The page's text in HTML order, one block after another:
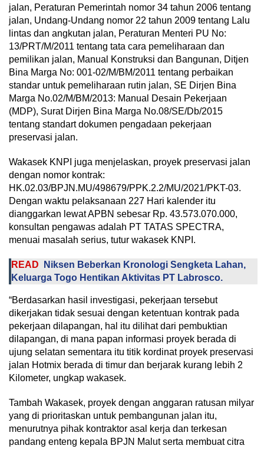
jalan, Peraturan Pemerintah nomor 34 tahun 2006 tentang
jalan, Undang-Undang nomor 22 tahun 2009 tentang Lalu
lintas dan angkutan jalan, Peraturan Menteri PU No:
13/PRT/M/2011 tentang tata cara pemeliharaan dan
pemilikan jalan, Manual Konstruksi dan Bangunan, Ditjen
Bina Marga No: 001-02/M/BM/2011 tentang perbaikan
standar untuk pemeliharaan rutin jalan, SE Dirjen Bina
Marga No.02/M/BM/2013: Manual Desain Pekerjaan
(MDP), Surat Dirjen Bina Marga No.08/SE/Db/2015
tentang standart dokumen pengadaan pekerjaan
preservasi jalan.
Wakasek KNPI juga menjelaskan, proyek preservasi jalan
dengan nomor kontrak:
HK.02.03/BPJN.MU/498679/PPK.2.2/MU/2021/PKT-03.
Dengan waktu pelaksanaan 227 Hari kalender itu
dianggarkan lewat APBN sebesar Rp. 43.573.070.000,
konsultan pengawas adalah PT TATAS SPECTRA,
menuai masalah serius, tutur wakasek KNPI.
READ
Niksen Beberkan Kronologi Sengketa Lahan,
Keluarga Togo Hentikan Aktivitas PT Labrosco.
“Berdasarkan hasil investigasi, pekerjaan tersebut
dikerjakan tidak sesuai dengan ketentuan kontrak pada
pekerjaan dilapangan, hal itu dilihat dari pembuktian
dilapangan, di mana papan informasi proyek berada di
ujung selatan sementara itu titik kordinat proyek preservasi
jalan Hotmix berada di timur dan berjarak kurang lebih 2
Kilometer, ungkap wakasek.
Tambah Wakasek, proyek dengan anggaran ratusan milyar
yang di prioritaskan untuk pembangunan jalan itu,
menurutnya pihak kontraktor asal kerja dan terkesan
pandang enteng kepala BPJN Malut serta membuat citra